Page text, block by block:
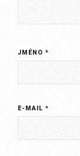
JMÉNO*
E-MAIL*